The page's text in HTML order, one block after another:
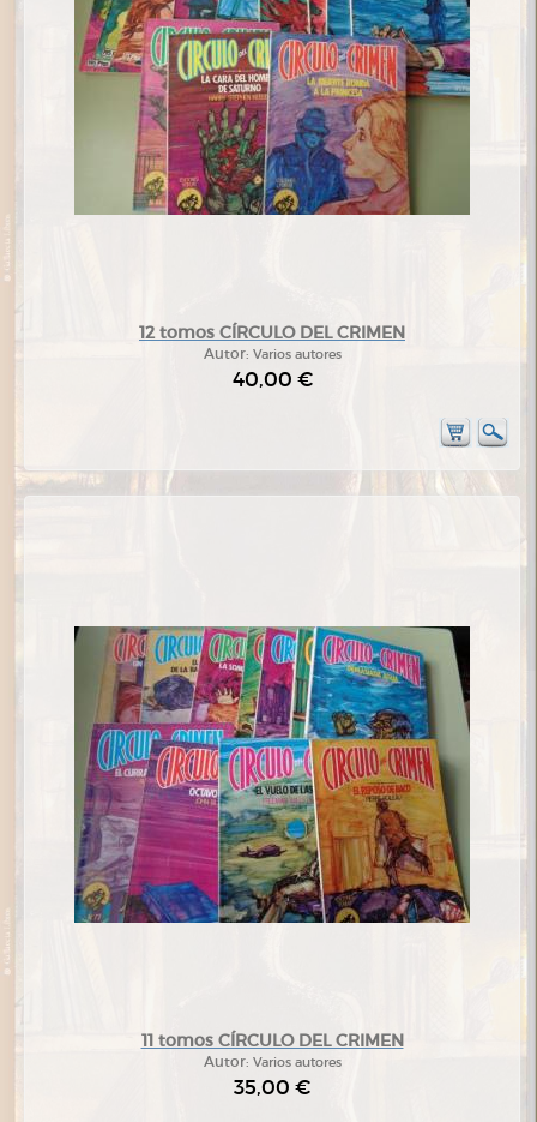
12 tomos CÍRCULO DEL CRIMEN
Autor: Varios autores
40,00 €
11 tomos CÍRCULO DEL CRIMEN
Autor: Varios autores
35,00 €